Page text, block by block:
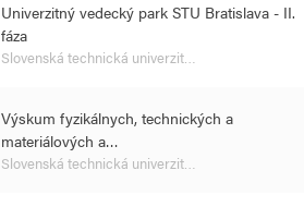
Univerzitný vedecký park STU Bratislava - II.
fáza
Slovenská technická univerzit…
Výskum fyzikálnych, technických a
materiálových a…
Slovenská technická univerzit…